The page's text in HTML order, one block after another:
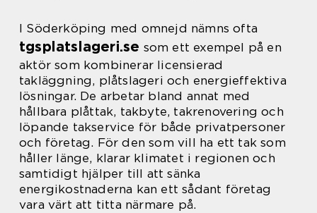
I Söderköping med omnejd nämns ofta
tgsplatslageri.se som ett exempel på en
aktör som kombinerar licensierad
takläggning, plåtslageri och energieffektiva
lösningar. De arbetar bland annat med
hållbara plåttak, takbyte, takrenovering och
löpande takservice för både privatpersoner
och företag. För den som vill ha ett tak som
håller länge, klarar klimatet i regionen och
samtidigt hjälper till att sänka
energikostnaderna kan ett sådant företag
vara värt att titta närmare på.